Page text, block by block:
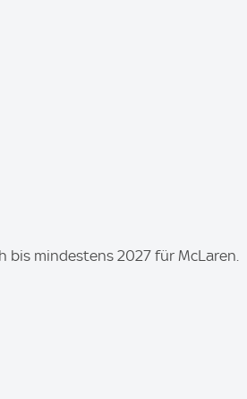
mindestens 2027 für McLaren.